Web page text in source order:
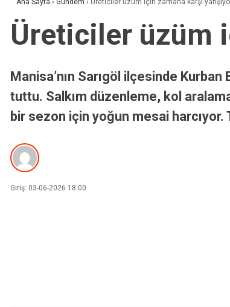
Ana Sayfa › Gündem › Üreticiler üzüm için zamana karşı
Üreticiler üzüm
Manisa’nın Sarıgöl ilçesinde
tuttu. Salkım düzenleme, kol
bir sezon için yoğun mesai harcıyor.
Giriş: 03-06-2026 18:00